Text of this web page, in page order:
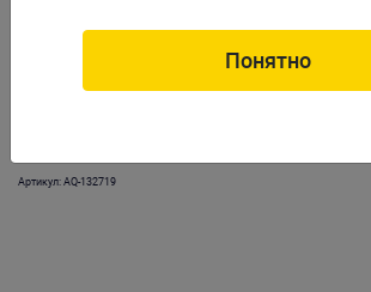
Артикул: AQ-132719
Понятно